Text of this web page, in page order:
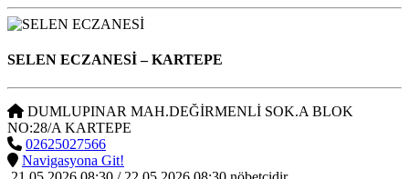
SELEN ECZANESİ– KARTEPE
DUMLUPINAR MAH.DEĞİRMENLİ SOK.A BLOK
NO:28/A KARTEPE
02625027566
Navigasyona Git!